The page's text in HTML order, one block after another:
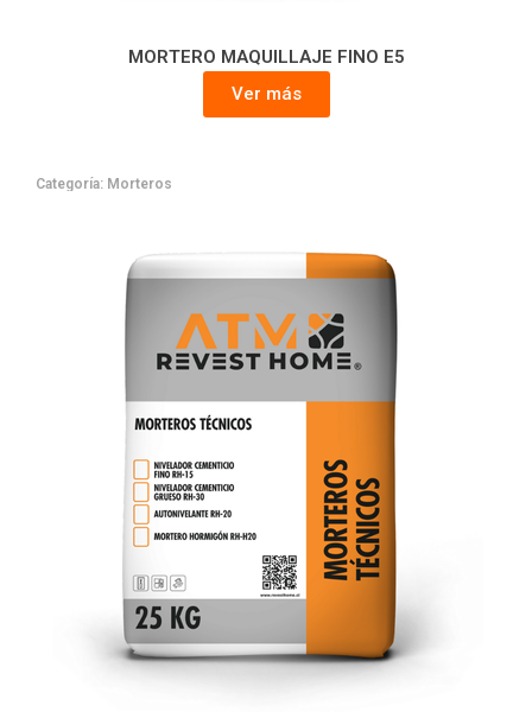
MORTERO MAQUILLAJE FINO E5
Ver más
Categoría: Morteros